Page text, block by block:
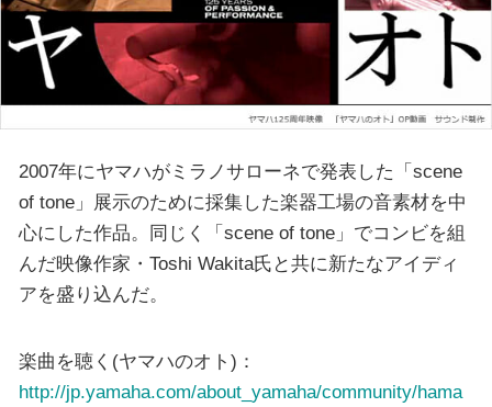
2007年にヤマハがミラノサローネで発表した「scene
of tone」展示のために採集した楽器工場の音素材を中
心にした作品。同じく「scene of tone」でコンビを組
んだ映像作家・Toshi Wakita氏と共に新たなアイディ
アを盛り込んだ。
楽曲を聴く(ヤマハのオト)：
http://jp.yamaha.com/about_yamaha/community/hama